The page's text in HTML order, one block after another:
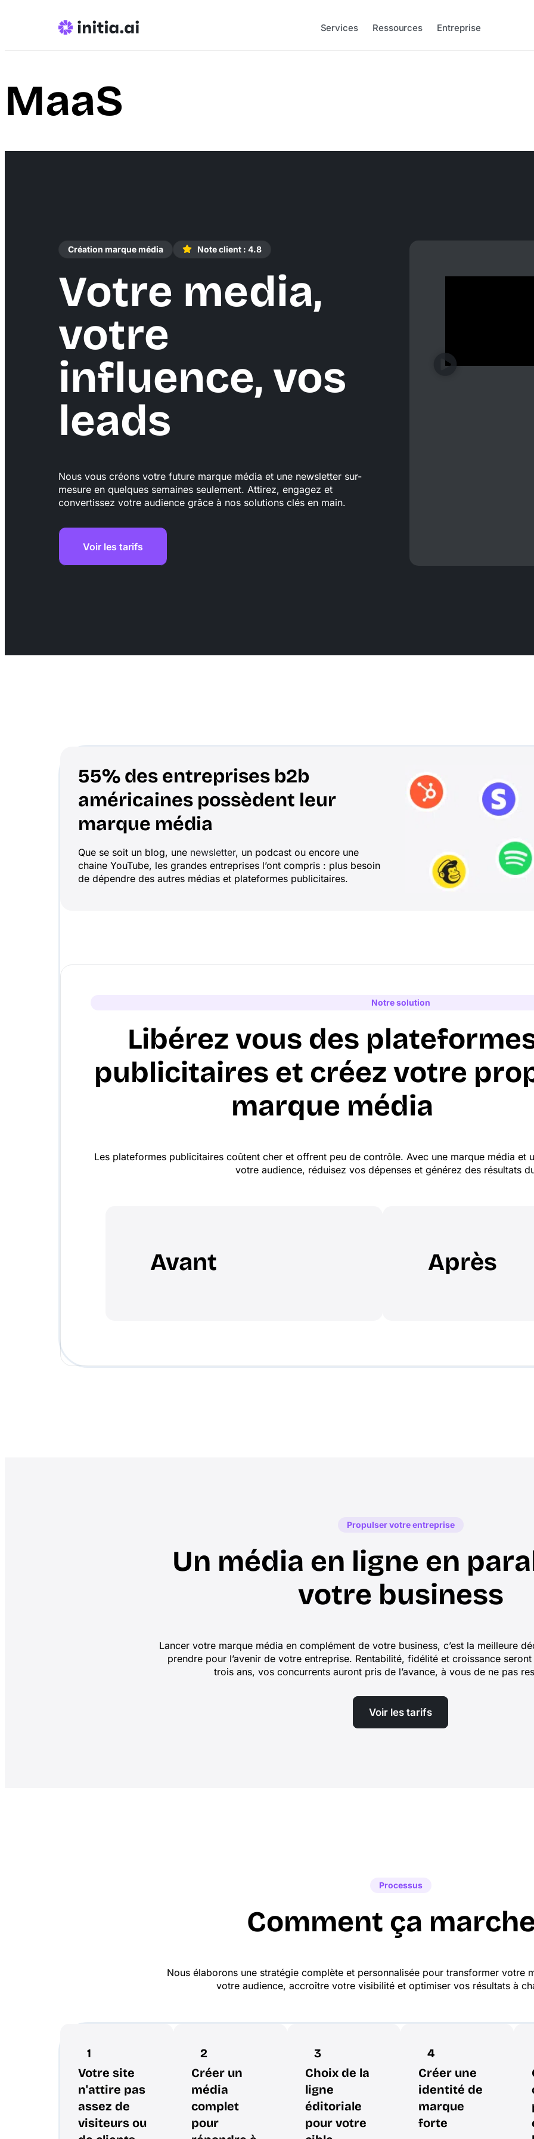
Services Ressources Entreprise
MaaS
Création marque média Note client : 4.8
Votre media,
votre
influence, vos
leads
Nous vous créons votre future marque média et une newsletter sur-
mesure en quelques semaines seulement. Attirez, engagez et
convertissez votre audience grâce à nos solutions clés en main.
Voir les tarifs
55% des entreprises b2b
américaines possèdent leur
marque média
Que se soit un blog, une newsletter, un podcast ou encore une
chaine YouTube, les grandes entreprises l’ont compris : plus besoin
de dépendre des autres médias et plateformes publicitaires.
Notre solution
Libérez vous des
publicitaires et créez votre
marque média
Les plateformes publicitaires coûtent cher et offrent peu de contrôle. Avec une marque média et
votre audience, réduisez vos dépenses et générez des résultats
Avant Après
Propulser votre entreprise
Un média en ligne en
votre business
Lancer votre marque média en complément de votre business, c’est la meilleure
prendre pour l’avenir de votre entreprise. Rentabilité, fidélité et croissance
trois ans, vos concurrents auront pris de l’avance, à vous de ne pas
Voir les tarifs
Processus
Comment ça
Nous élaborons une stratégie complète et personnalisée pour transformer votre
votre audience, accroître votre visibilité et optimiser vos résultats à
1
Votre site
n'attire pas
assez de
visiteurs ou
2
Créer un
média
complet
pour
3
Choix de la
ligne
éditoriale
pour votre
4
Créer une
identité de
marque
forte